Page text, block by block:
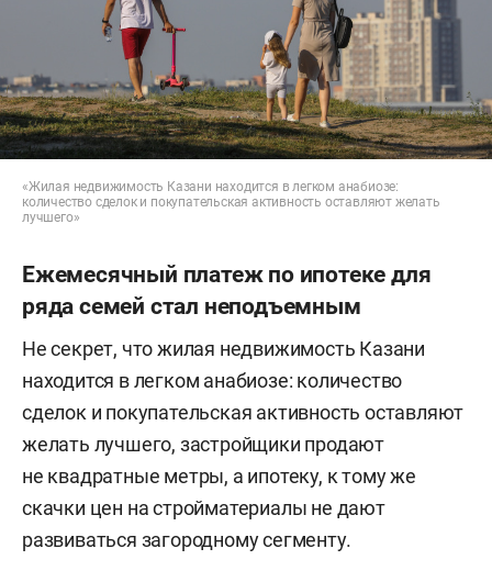
«Жилая недвижимость Казани находится в легком анабиозе:
количество сделок и покупательская активность оставляют желать
лучшего»
Ежемесячный платеж по ипотеке для
ряда семей стал неподъемным
Не секрет, что жилая недвижимость Казани
находится в легком анабиозе: количество
сделок и покупательская активность оставляют
желать лучшего, застройщики продают
не квадратные метры, а ипотеку, к тому же
скачки цен на стройматериалы не дают
развиваться загородному сегменту.